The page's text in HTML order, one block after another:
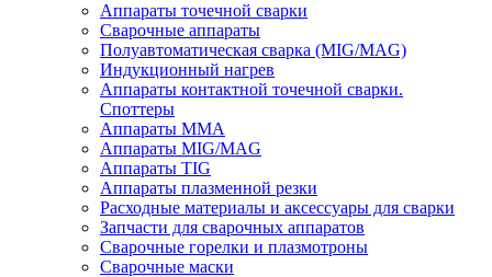
Аппараты точечной сварки
Сварочные аппараты
Полуавтоматическая сварка (MIG/MAG)
Индукционный нагрев
Аппараты контактной точечной сварки.
Споттеры
Аппараты MMA
Аппараты MIG/MAG
Аппараты TIG
Аппараты плазменной резки
Расходные материалы и аксессуары для сварки
Запчасти для сварочных аппаратов
Сварочные горелки и плазмотроны
Сварочные маски